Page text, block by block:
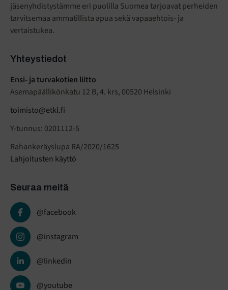
jäsenyhdistystämme eri puolilla Suomea tarjoavat perheiden
tarvitsemaa ammatillista apua sekä vapaaehtois- ja
vertaistukea.
Yhteystiedot
Ensi- ja turvakotien liitto
Asemapäällikönkatu 12 B, 4. krs, 00520 Helsinki
toimisto@etkl.fi
Y-tunnus: 0201112-5
Rahankeräyslupa RA/2020/1625
Lahjoitusten käyttö
Seuraa meitä
@facebook
@instagram
@linkedin
@youtube